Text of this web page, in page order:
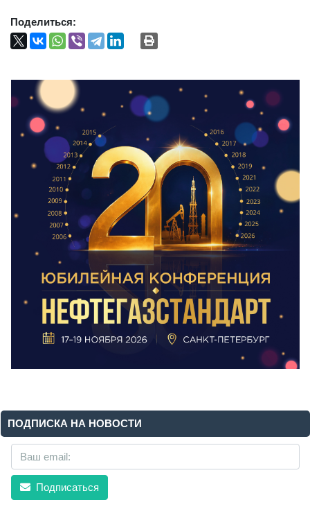
Поделиться:
ПОДПИСКА НА НОВОСТИ
Подписаться